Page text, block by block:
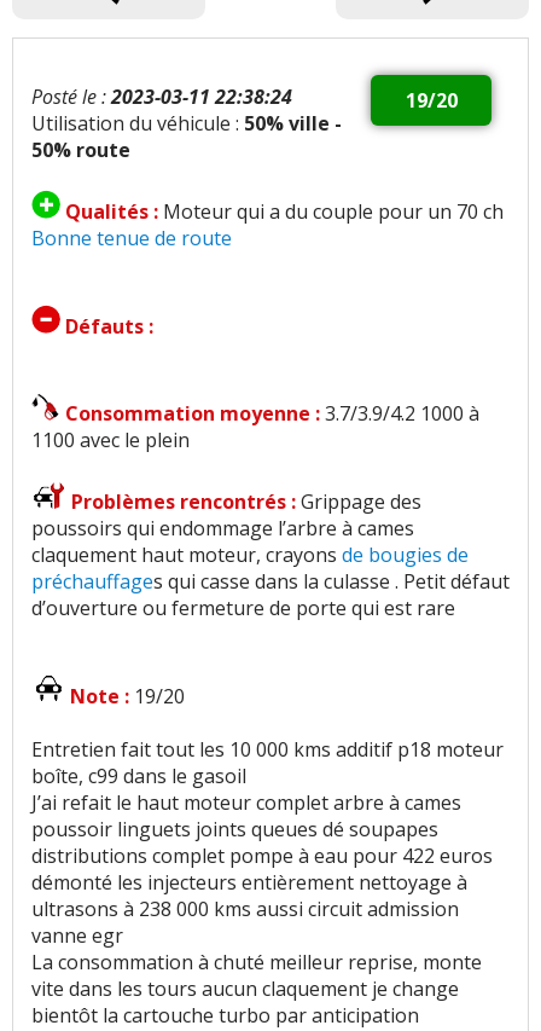
19/20
Posté le :2023-03-11 22:38:24
Utilisation du véhicule : 50% ville -
50% route
Qualités : Moteur qui a du couple pour un 70 ch
Bonne tenue de route
Défauts :
Consommation moyenne :3.7/3.9/4.2 1000 à
1100 avec le plein
Problèmes rencontrés :Grippage des
poussoirs qui endommage l’arbre à cames
claquement haut moteur, crayons de bougies de
préchauffages qui casse dans la culasse . Petit défaut
d’ouverture ou fermeture de porte qui est rare
Note : 19/20
Entretien fait tout les 10 000 kms additif p18 moteur
boîte, c99 dans le gasoil
J’ai refait le haut moteur complet arbre à cames
poussoir linguets joints queues dé soupapes
distributions complet pompe à eau pour 422 euros
démonté les injecteurs entièrement nettoyage à
ultrasons à 238 000 kms aussi circuit admission
vanne egr
La consommation à chuté meilleur reprise, monte
vite dans les tours aucun claquement je change
bientôt la cartouche turbo par anticipation